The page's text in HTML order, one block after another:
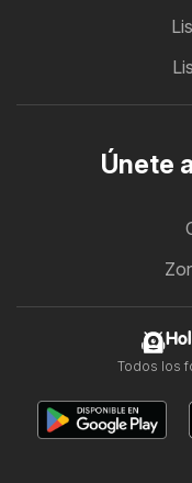
Únete
Todos los